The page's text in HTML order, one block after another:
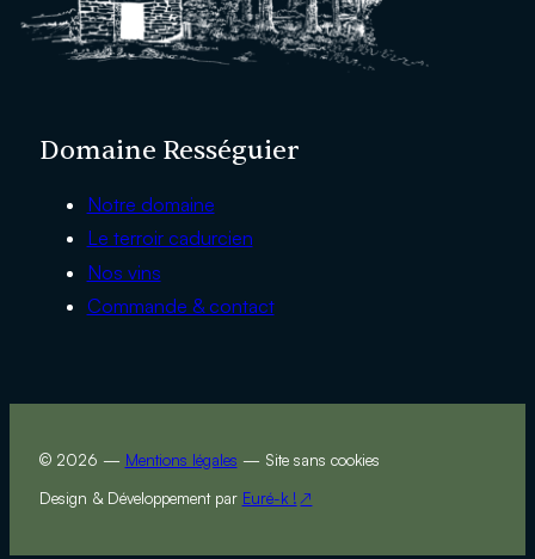
Domaine Rességuier
Notre domaine
Le terroir cadurcien
Nos vins
Commande & contact
© 2026 — Mentions légales — Site sans cookies
Design & Développement par Euré-k !